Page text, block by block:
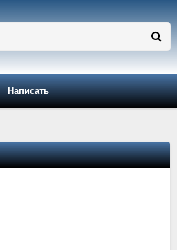
Написать